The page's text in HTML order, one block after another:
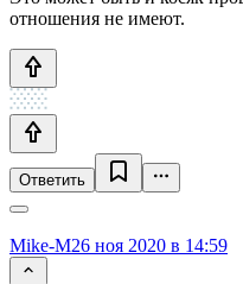
отношения не имеют.
Ответить
Mike-M26 ноя 2020 в 14:59